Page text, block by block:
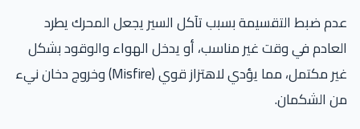
عدم ضبط التقسيمة بسبب تآكل السير يجعل المحرك يطرد
العادم في وقت غير مناسب، أو يدخل الهواء والوقود بشكل
غير مكتمل، مما يؤدي لاهتزاز قوي (Misfire) وخروج دخان نيء
من الشكمان.